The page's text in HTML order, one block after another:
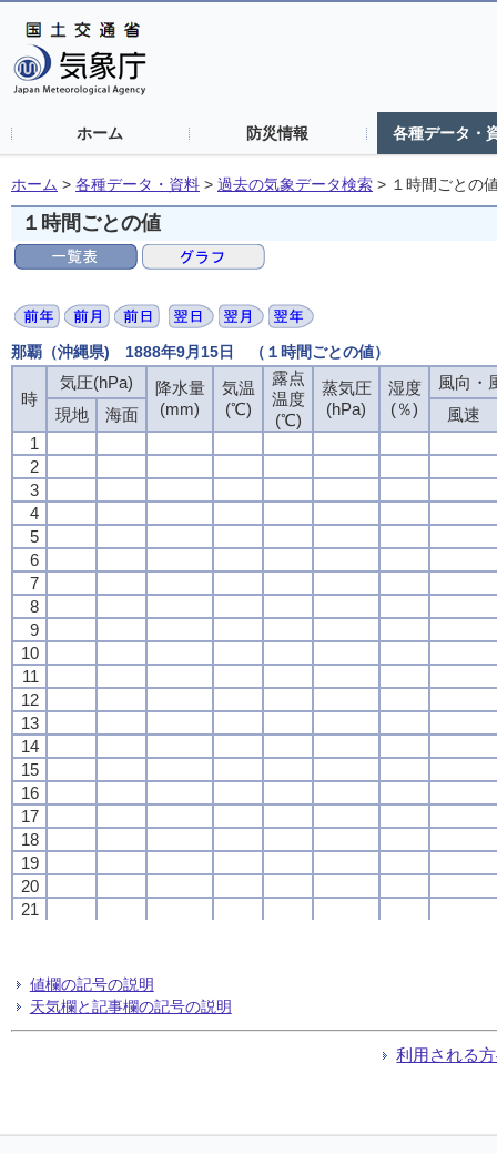
ホーム 防災情報 各種データ・
ホーム > 各種データ・資料 > 過去の気象データ検索 > １時間ごとの
１時間ごとの値
那覇（沖縄県) 1888年9月15日 （１時間ごとの値）
時
気圧(hPa)
降水量
(mm)
気温
(℃)
露点
温度
(℃)
蒸気圧
(hPa)
湿度
(％)
風向・
現地
海面
風速
1
2
3
4
5
6
7
8
9
10
11
12
13
14
15
16
17
18
19
20
21
24
時
気圧(hPa)
降水量
(mm)
気温
(℃)
露点
温度
(℃)
蒸気圧
(hPa)
湿度
(％)
風向・
現地
海面
風速
1
2
3
4
5
6
7
8
9
10
11
12
13
14
15
16
17
18
19
20
21
24
時
気圧(hPa)
降水量
(mm)
気温
(℃)
露点
温度
(℃)
蒸気圧
(hPa)
湿度
(％)
風向・
現地
海面
風速
1
2
3
4
5
6
7
8
9
10
11
12
13
14
15
16
17
18
19
20
21
24
時
気圧(hPa)
降水量
(mm)
気温
(℃)
露点
温度
(℃)
蒸気圧
(hPa)
湿度
(％)
風向・
現地
海面
風速
1
2
3
4
5
6
7
8
9
10
11
12
13
14
15
16
17
18
19
20
21
24
値欄の記号の説明
天気欄と記事欄の記号の説明
利用される